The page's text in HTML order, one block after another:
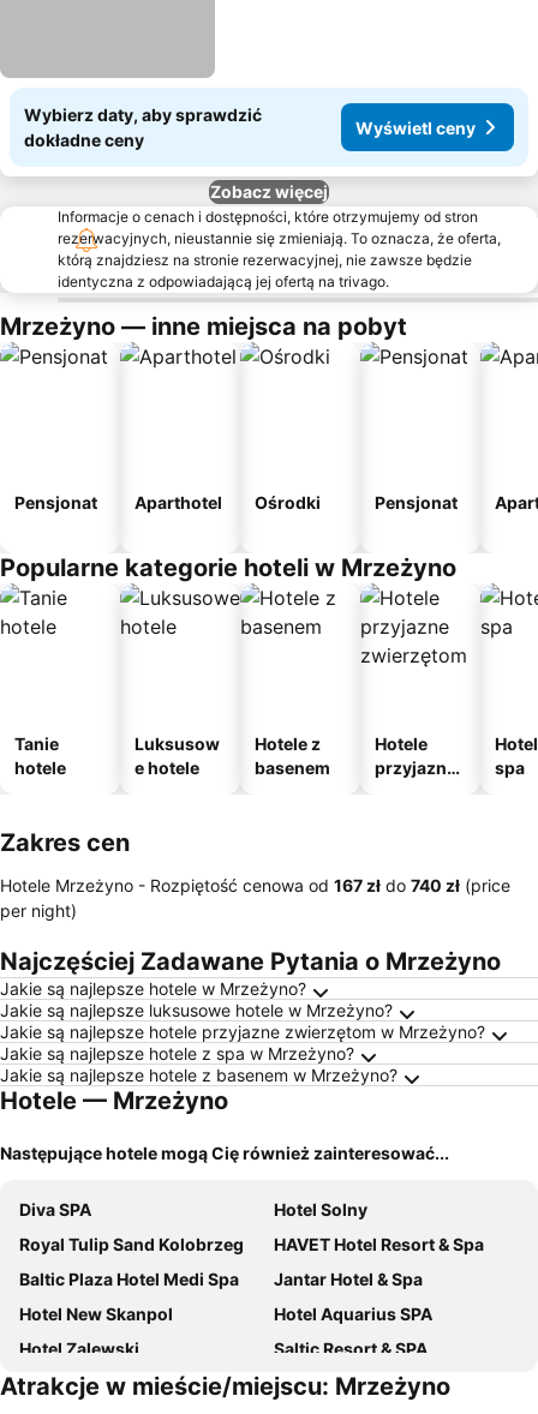
Wybierz daty, aby sprawdzić
dokładne ceny
Wyświetl ceny
Zobacz więcej
Informacje o cenach i dostępności, które otrzymujemy od stron
rezerwacyjnych, nieustannie się zmieniają. To oznacza, że oferta,
którą znajdziesz na stronie rezerwacyjnej, nie zawsze będzie
identyczna z odpowiadającą jej ofertą na trivago.
Mrzeżyno — inne miejsca na pobyt
Pensjonat Aparthotel Ośrodki Pensjonat
Popularne kategorie hoteli w Mrzeżyno
Tanie
hotele
Luksusow
e hotele
Hotele z
basenem
Hotele
przyjazne
spa
Zakres cen
Hotele Mrzeżyno - Rozpiętość cenowa od ‎167 zł do ‎740 zł (price
per night)
Najczęściej Zadawane Pytania o Mrzeżyno
Jakie są najlepsze hotele w Mrzeżyno?
Jakie są najlepsze luksusowe hotele w Mrzeżyno?
Jakie są najlepsze hotele przyjazne zwierzętom w Mrzeżyno?
Jakie są najlepsze hotele z spa w Mrzeżyno?
Jakie są najlepsze hotele z basenem w Mrzeżyno?
Hotele — Mrzeżyno
Następujące hotele mogą Cię również zainteresować...
Diva SPA
Hotel Solny
Royal Tulip Sand Kolobrzeg
HAVET Hotel Resort & Spa
Baltic Plaza Hotel Medi Spa
Jantar Hotel & Spa
Hotel New Skanpol
Hotel Aquarius SPA
Hotel Zalewski
Saltic Resort & SPA
Hotel Senator
Hotel *** NAT Kołobrzeg
Atrakcje w mieście/miejscu: Mrzeżyno